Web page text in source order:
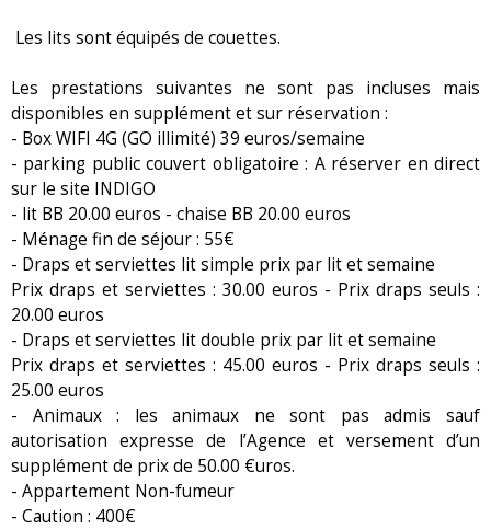
Les lits sont équipés de couettes.
Les prestations suivantes ne sont pas incluses mais
disponibles en supplément et sur réservation :
- Box WIFI 4G (GO illimité) 39 euros/semaine
- parking public couvert obligatoire : A réserver en direct
sur le site INDIGO
- lit BB 20.00 euros - chaise BB 20.00 euros
- Ménage fin de séjour : 55€
- Draps et serviettes lit simple prix par lit et semaine
Prix draps et serviettes : 30.00 euros - Prix draps seuls :
20.00 euros
- Draps et serviettes lit double prix par lit et semaine
Prix draps et serviettes : 45.00 euros - Prix draps seuls :
25.00 euros
- Animaux : les animaux ne sont pas admis sauf
autorisation expresse de l’Agence et versement d’un
supplément de prix de 50.00 €uros.
- Appartement Non-fumeur
- Caution : 400€